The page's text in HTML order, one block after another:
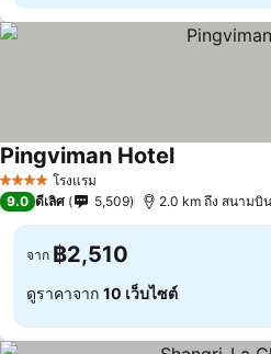
4 ดาว โรงแรม
Pingviman Hotel
9.0 ดีเลิศ 5,509 2.0 km ถึง สนามบิ
จาก ฿2,510
ดูราคาจาก 10 เว็บไซต์